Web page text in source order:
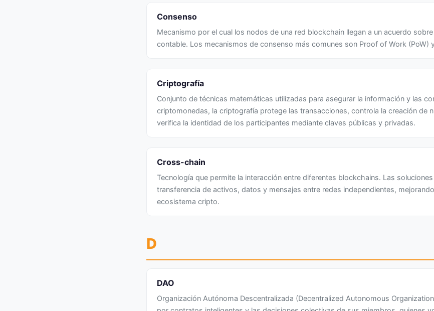
Consenso
Mecanismo por el cual los nodos de una red blockchain llegan a un acuerdo
contable. Los mecanismos de consenso más comunes son Proof of Work (PoW)
Criptografía
Conjunto de técnicas matemáticas utilizadas para asegurar la información y las
criptomonedas, la criptografía protege las transacciones, controla la creación de
verifica la identidad de los participantes mediante claves públicas y privadas.
Cross-chain
Tecnología que permite la interacción entre diferentes blockchains. Las
transferencia de activos, datos y mensajes entre redes independientes,
ecosistema cripto.
D
DAO
Organización Autónoma Descentralizada (Decentralized Autonomous